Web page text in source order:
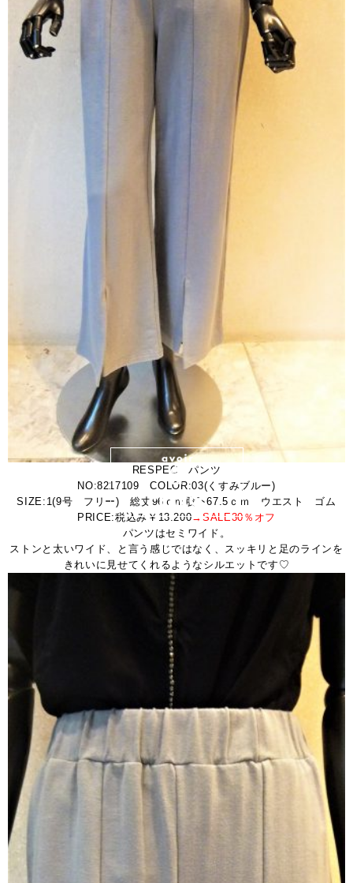
RESPEC パンツ
NO:8217109 COLOR:03(くすみブルー)
SIZE:1(9号 フリー) 総丈96ｃｍ股下67.5ｃｍ ウエスト ゴム
PRICE:税込み￥13.200→SALE30％オフ
パンツはセミワイド。
ストンと太いワイド、と言う感じではなく、スッキリと足のラインを
きれいに見せてくれるようなシルエットです♡